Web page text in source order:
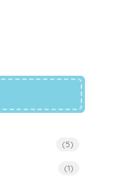
(5)
(1)